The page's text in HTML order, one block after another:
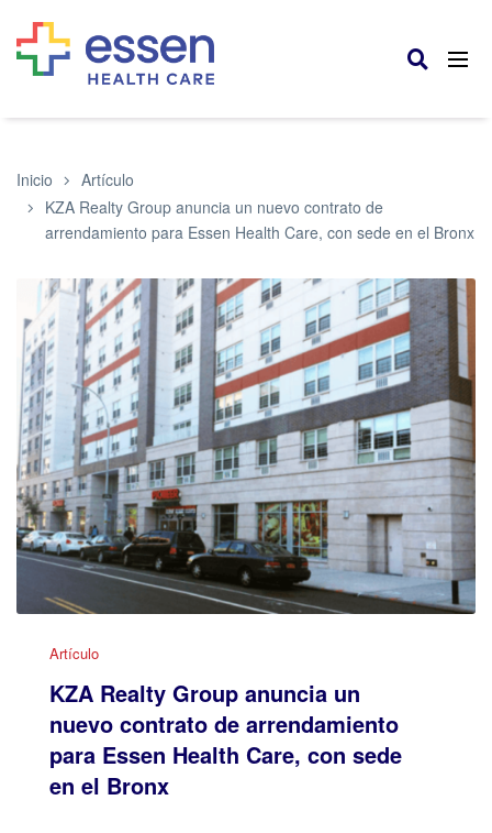
Inicio
Artículo
KZA Realty Group anuncia un nuevo contrato de
arrendamiento para Essen Health Care, con sede en el Bronx
Artículo
KZA Realty Group anuncia un
nuevo contrato de arrendamiento
para Essen Health Care, con sede
en el Bronx